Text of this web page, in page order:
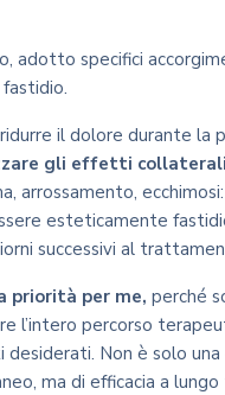
adotto specifici
fastidio.
il dolore durante la
gli effetti
arrossamento,
esteticamente
successivi al
priorità per me, perché
l’intero percorso
desiderati. Non è solo
ma di efficacia a lungo